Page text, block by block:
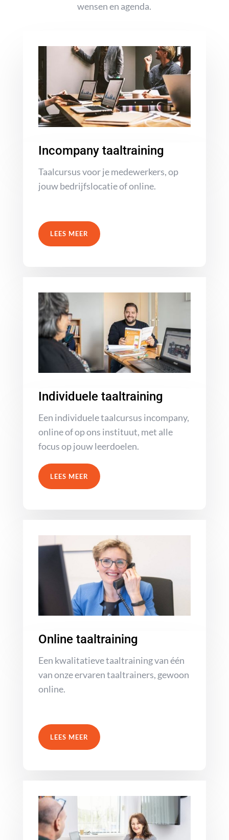
wensen en agenda.
Incompany taaltraining
Taalcursus voor je medewerkers, op
jouw bedrijfslocatie of online.
LEES MEER
Individuele taaltraining
Een individuele taalcursus incompany,
online of op ons instituut, met alle
focus op jouw leerdoelen.
LEES MEER
Online taaltraining
Een kwalitatieve taaltraining van één
van onze ervaren taaltrainers, gewoon
online.
LEES MEER